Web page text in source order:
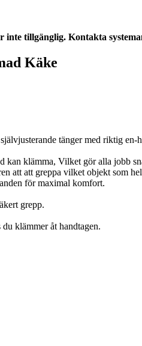
inte tillgänglig. Kontakta
Käke
tänger med riktig en-
kan klämma, Vilket gör alla jobb
att att greppa vilket objekt som
för maximal komfort.
grepp.
klämmer åt handtagen.